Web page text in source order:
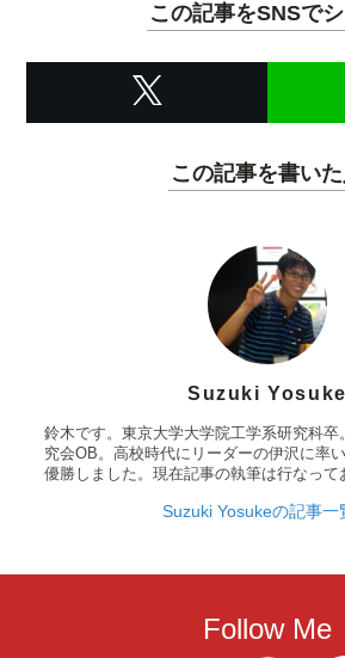
この記事をSNSで
この記事を書い
Suzuki Yosuke
鈴木です。東京大学大学院工学系研究科卒
究会OB。高校時代にリーダーの伊沢に率
優勝しました。現在記事の執筆は行なって
Suzuki Yosukeの記事一
Follow Me